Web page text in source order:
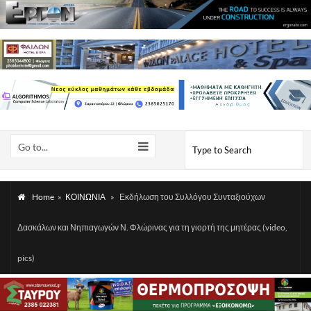
Go to...
Home » ΚΟΙΝΩΝΙΑ » Εκδήλωση του Συλλόγου Συνταξιούχων
Δασκάλων και Νηπιαγωγών Ν. Φλώρινας για τη γιορτή της μητέρας (video,
pics)